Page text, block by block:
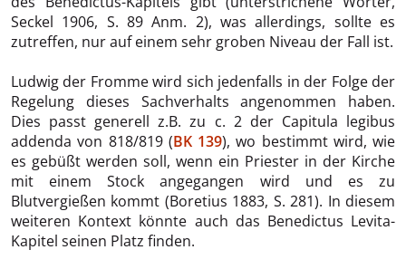
Seckel 1906, S. 89 Anm. 2), was allerdings, sollte es
zutreffen, nur auf einem sehr groben Niveau der Fall ist.
Ludwig der Fromme wird sich jedenfalls in der Folge der
Regelung dieses Sachverhalts angenommen haben.
Dies passt generell z.B. zu c. 2 der Capitula legibus
addenda von 818/819 (BK 139), wo bestimmt wird, wie
es gebüßt werden soll, wenn ein Priester in der Kirche
mit einem Stock angegangen wird und es zu
Blutvergießen kommt (Boretius 1883, S. 281). In diesem
weiteren Kontext könnte auch das Benedictus Levita-
Kapitel seinen Platz finden.